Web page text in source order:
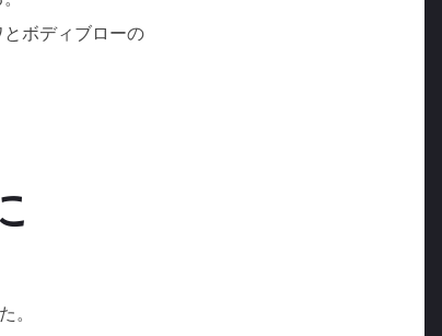
ボディブローの
。